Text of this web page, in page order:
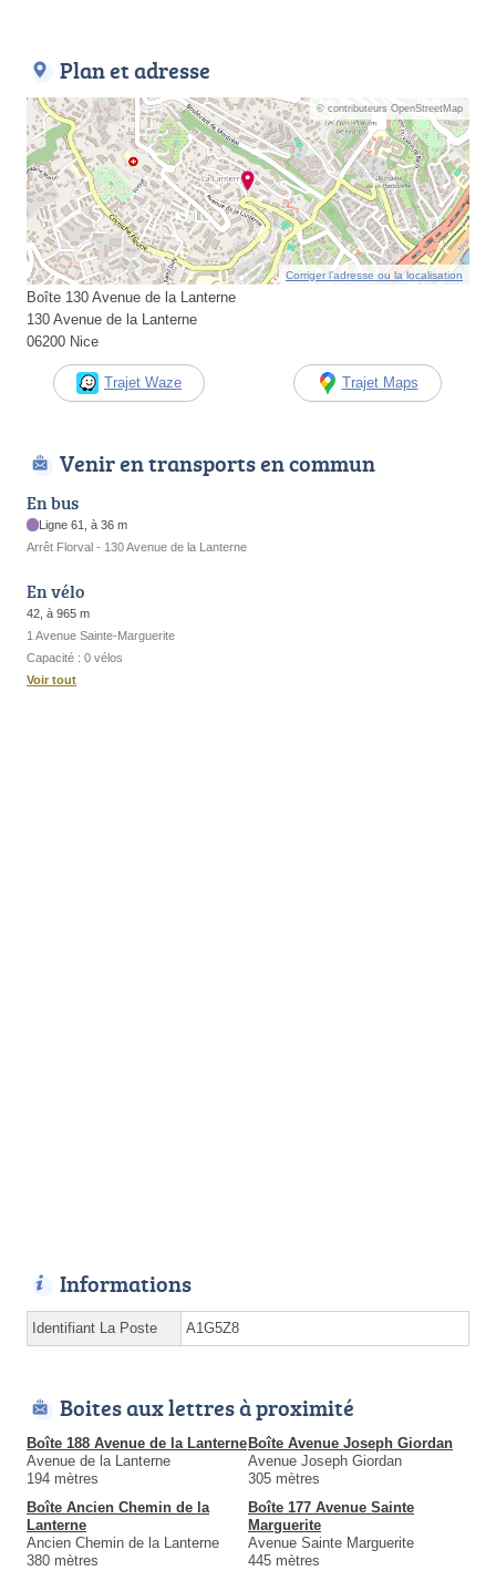
Plan et adresse
© contributeurs OpenStreetMap
Corriger l’adresse ou la localisation
Boîte 130 Avenue de la Lanterne
130 Avenue de la Lanterne
06200 Nice
Trajet Waze Trajet Maps
Venir en transports en commun
En bus
Ligne 61, à 36 m
Arrêt Florval - 130 Avenue de la Lanterne
En vélo
42, à 965 m
1 Avenue Sainte-Marguerite
Capacité : 0 vélos
Voir tout
Informations
Identifiant La Poste A1G5Z8
Boites aux lettres à proximité
Boîte 188 Avenue de la Lanterne
Avenue de la Lanterne
194 mètres
Boîte Avenue Joseph Giordan
Avenue Joseph Giordan
305 mètres
Boîte Ancien Chemin de la
Lanterne
Ancien Chemin de la Lanterne
380 mètres
Boîte 177 Avenue Sainte
Marguerite
Avenue Sainte Marguerite
445 mètres